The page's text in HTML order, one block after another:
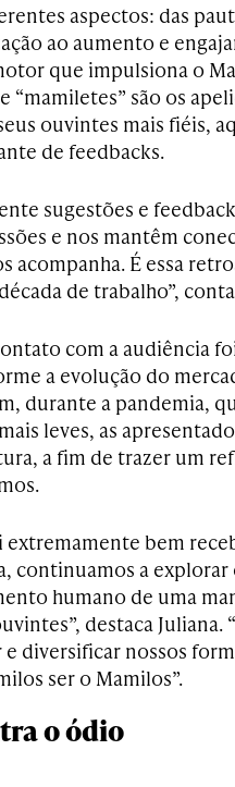
aspectos: das
ao aumento e
que impulsiona o
“mamiletes” são os
ouvintes mais fiéis,
de feedbacks.
sugestões e
e nos mantêm
acompanha. É essa
de trabalho”,
com a audiência
a evolução do
durante a pandemia,
leves, as
a fim de trazer um
extremamente bem
continuamos a explorar
humano de uma
destaca Juliana.
diversificar nossos
ser o Mamilos”.
o ódio